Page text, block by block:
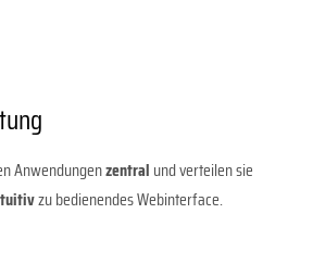
Anwendungenzentral und verteilen sie
zu bedienendes Webinterface.